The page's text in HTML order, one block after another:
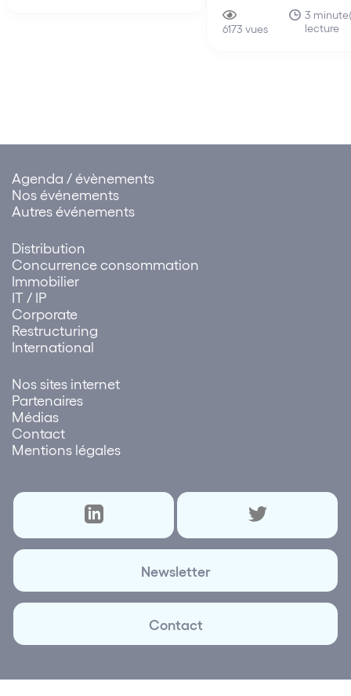
à l’intérêt social ne
pour annuler une
6173 vues
3
lecture
Agenda / évènements
Nos événements
Autres événements
Distribution
Concurrence consommation
Immobilier
IT / IP
Corporate
Restructuring
International
Nos sites internet
Partenaires
Médias
Contact
Mentions légales
Newsletter
Contact